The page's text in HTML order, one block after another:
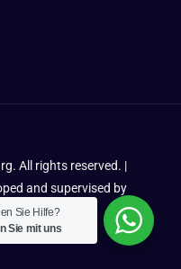
All rights reserved. |
and supervised by
Sie Hilfe?
Sie mit uns